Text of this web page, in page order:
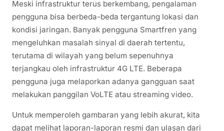
Meski infrastruktur terus berkembang, pengalaman
pengguna bisa berbeda-beda tergantung lokasi dan
kondisi jaringan. Banyak pengguna Smartfren yang
mengeluhkan masalah sinyal di daerah tertentu,
terutama di wilayah yang belum sepenuhnya
terjangkau oleh infrastruktur 4G LTE. Beberapa
pengguna juga melaporkan adanya gangguan saat
melakukan panggilan VoLTE atau streaming video.
Untuk memperoleh gambaran yang lebih akurat, kita
dapat melihat laporan-laporan resmi dan ulasan dari